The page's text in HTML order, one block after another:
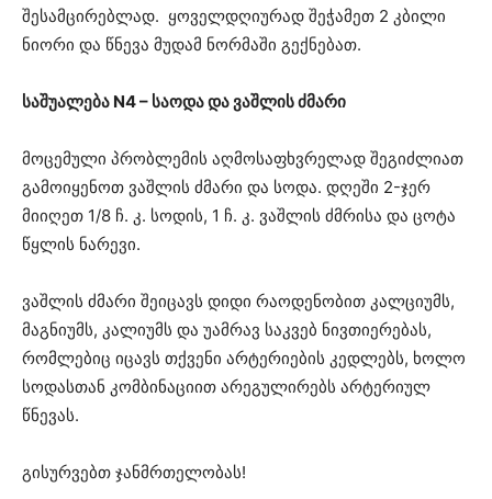
შესამცირებლად. ყოველდღიურად შეჭამეთ 2 კბილი
ნიორი და წნევა მუდამ ნორმაში გექნებათ.
საშუალება N4 – საოდა და ვაშლის ძმარი
მოცემული პრობლემის აღმოსაფხვრელად შეგიძლიათ
გამოიყენოთ ვაშლის ძმარი და სოდა. დღეში 2-ჯერ
მიიღეთ 1/8 ჩ. კ. სოდის, 1 ჩ. კ. ვაშლის ძმრისა და ცოტა
წყლის ნარევი.
ვაშლის ძმარი შეიცავს დიდი რაოდენობით კალციუმს,
მაგნიუმს, კალიუმს და უამრავ საკვებ ნივთიერებას,
რომლებიც იცავს თქვენი არტერიების კედლებს, ხოლო
სოდასთან კომბინაციით არეგულირებს არტერიულ
წნევას.
გისურვებთ ჯანმრთელობას!